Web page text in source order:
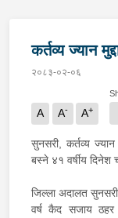
कर्तव्य ज्यान
२०८३-०२-०६
A A- A+
सुनसरी, कर्तव्य ज्यान
बस्ने ४१ वर्षीय दिनेश
जिल्ला अदालत
वर्ष कैद सजाय ठहर